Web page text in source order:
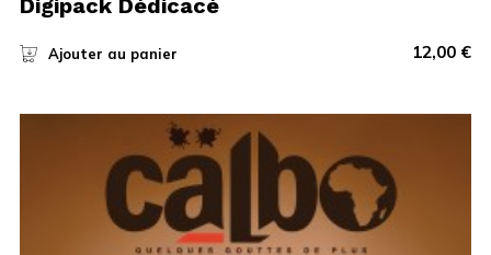
Digipack Dédicacé
Ajouter au panier 12,00 €